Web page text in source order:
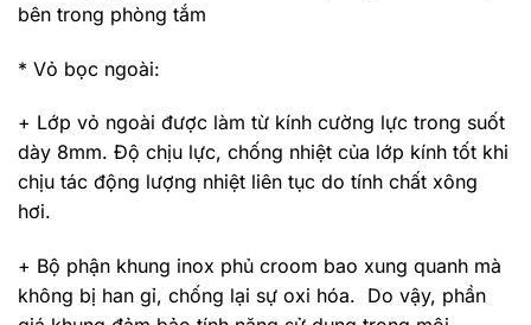
bên trong phòng tắm
* Vỏ bọc ngoài:
+ Lớp vỏ ngoài được làm từ kính cường lực trong suốt
dày 8mm. Độ chịu lực, chống nhiệt của lớp kính tốt khi
chịu tác động lượng nhiệt liên tục do tính chất xông
hơi.
+ Bộ phận khung inox phủ croom bao xung quanh mà
không bị han gỉ, chống lại sự oxi hóa. Do vậy, phần